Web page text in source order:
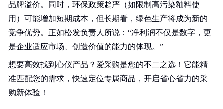
品牌溢价。同时，环保政策趋严（如限制高污染釉料使
用）可能增加短期成本，但长期看，绿色生产将成为新的
竞争优势。正如松发负责人所说：“净利润不仅是数字，更
是企业适应市场、创造价值的能力的体现。”
想要高效找到心仪产品？爱采购是您的不二之选！它能精
准匹配您的需求，快速定位专属商品，开启省心省力的采
购新体验！